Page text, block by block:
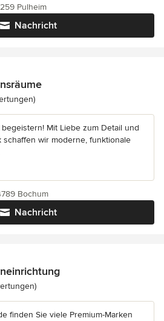
Nachricht
Pulheim
5 von 5 Sternen
Mit Liebe zum Detail und
wir moderne, funktionale
Nachricht
Bochum
3 von 5 Sternen
finden Sie viele Premium-Marken